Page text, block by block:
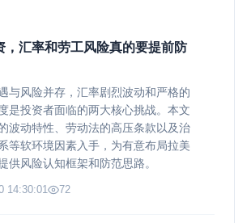
，汇率和劳工风险真的要提前防
与风险并存，汇率剧烈波动和严格的
是投资者面临的两大核心挑战。本文
波动特性、劳动法的高压条款以及治
等软环境因素入手，为有意布局拉美
供风险认知框架和防范思路。
14:30:01 72